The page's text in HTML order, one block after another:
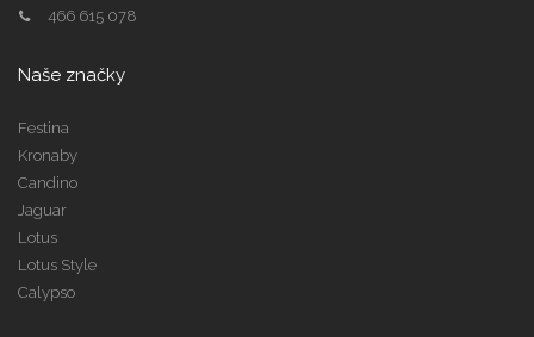
466 615 078
Naše značky
Festina
Kronaby
Candino
Jaguar
Lotus
Lotus Style
Calypso